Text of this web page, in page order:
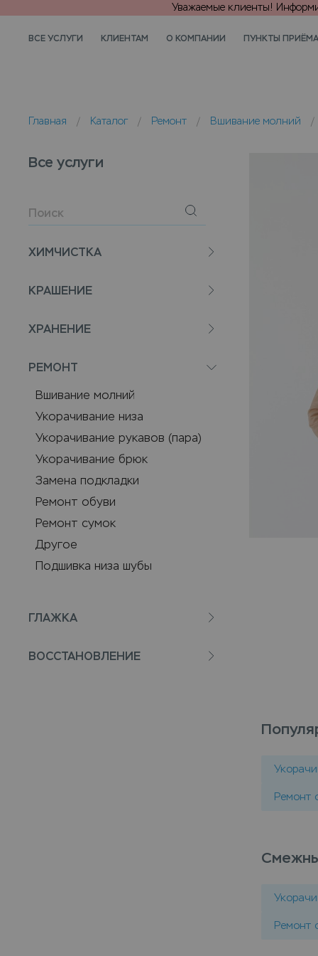
Уважаемые клиенты!
ВСЕ УСЛУГИ КЛИЕНТАМ О КОМПАНИИ ПУНКТЫ ПРИЁМА
Главная / Каталог / Ремонт / Вшивание молний /
Все услуги
ХИМЧИСТКА
КРАШЕНИЕ
ХРАНЕНИЕ
РЕМОНТ
Вшивание молний
Укорачивание низа
Укорачивание рукавов (пара)
Укорачивание брюк
Замена подкладки
Ремонт обуви
Ремонт сумок
Другое
Подшивка низа шубы
ГЛАЖКА
ВОССТАНОВЛЕНИЕ
Ремонт
Ремонт